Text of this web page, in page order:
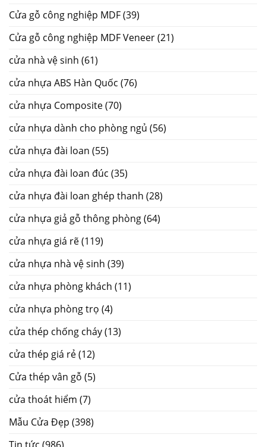
Cửa gỗ công nghiệp MDF(39)
Cửa gỗ công nghiệp MDF Veneer(21)
cửa nhà vệ sinh (61)
cửa nhựa ABS Hàn Quốc (76)
cửa nhựa Composite(70)
cửa nhựa dành cho phòng ngủ (56)
cửa nhựa đài loan (55)
cửa nhựa đài loan đúc (35)
cửa nhựa đài loan ghép thanh (28)
cửa nhựa giả gỗ thông phòng(64)
cửa nhựa giá rẽ(119)
cửa nhựa nhà vệ sinh (39)
cửa nhựa phòng khách (11)
cửa nhựa phòng trọ (4)
cửa thép chống cháy(13)
cửa thép giá rẻ(12)
Cửa thép vân gỗ (5)
cửa thoát hiểm (7)
Mẫu Cửa Đẹp (398)